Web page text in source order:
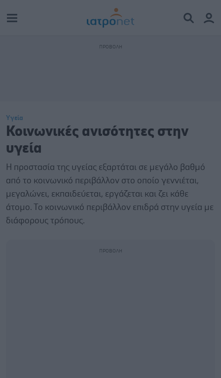
Υγεία
Κοινωνικές ανισότητες στην
υγεία
Η προστασία της υγείας εξαρτάται σε μεγάλο βαθμό
από το κοινωνικό περιβάλλον στο οποίο γεννιέται,
μεγαλώνει, εκπαιδεύεται, εργάζεται και ζει κάθε
άτομο. Το κοινωνικό περιβάλλον επιδρά στην υγεία με
διάφορους τρόπους.